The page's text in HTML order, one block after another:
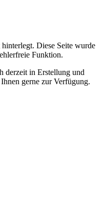
Diese Seite wurde
Funktion.
derzeit in Erstellung und
gerne zur Verfügung.